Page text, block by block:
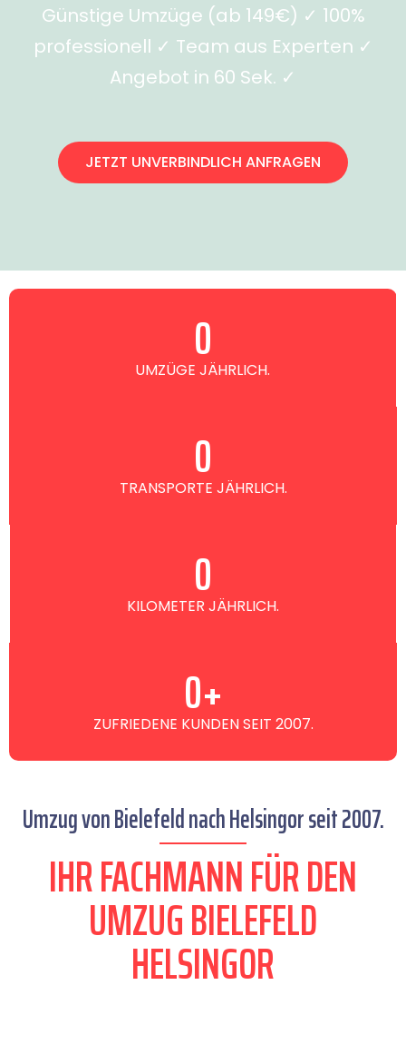
Günstige Umzüge (ab 149€) ✓ 100%
professionell ✓ Team aus Experten ✓
Angebot in 60 Sek. ✓
JETZT UNVERBINDLICH ANFRAGEN
UMZÜGE JÄHRLICH.
0
TRANSPORTE JÄHRLICH.
0
KILOMETER JÄHRLICH.
0
ZUFRIEDENE KUNDEN SEIT 2007.
0+
Umzug von Bielefeld nach Helsingor seit 2007.
IHR FACHMANN FÜR DEN
UMZUG BIELEFELD
HELSINGOR